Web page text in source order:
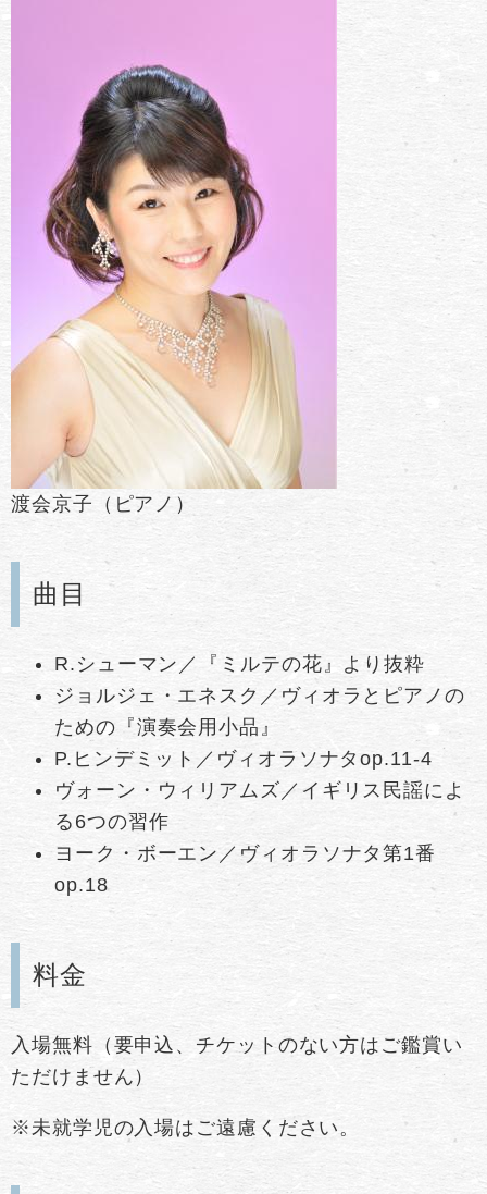
渡会京子（ピアノ）
曲目
R.シューマン／『ミルテの花』より抜粋
ジョルジェ・エネスク／ヴィオラとピアノの
ための『演奏会用小品』
P.ヒンデミット／ヴィオラソナタop.11-4
ヴォーン・ウィリアムズ／イギリス民謡によ
る6つの習作
ヨーク・ボーエン／ヴィオラソナタ第1番
op.18
料金
入場無料（要申込、チケットのない方はご鑑賞い
ただけません）
※未就学児の入場はご遠慮ください。